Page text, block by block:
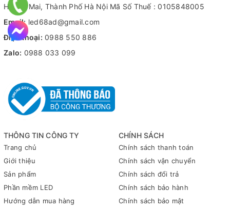
THÔNG TIN CÔNG TY
Trang chủ
Giới thiệu
Sản phẩm
Phần mềm LED
Hướng dẫn mua hàng
CHÍNH SÁCH
Chính sách thanh toán
Chính sách vận chuyển
Chính sách đổi trả
Chính sách bảo hành
Chính sách bảo mật
Hoàng Mai, Thành Phố Hà Nội Mã Số Thuế : 0105848005
Email: led68ad@gmail.com
Điện thoại: 0988 550 886
Zalo: 0988 033 099